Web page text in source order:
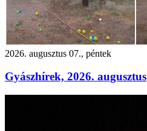
2026. augusztus 07., péntek
Gyászhírek, 2026. augusztus